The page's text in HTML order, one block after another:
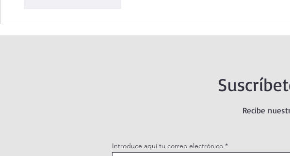
Recibe
Introduce aquí tu correo electrónico